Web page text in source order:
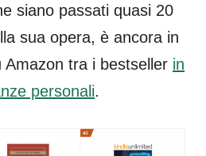
siano passati quasi 20
sua opera, è ancora in
Amazon tra i bestseller in
personali.